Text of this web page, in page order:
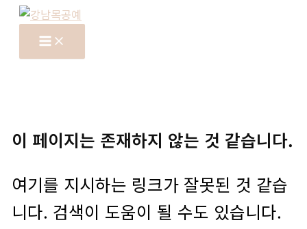
기이 페이지는 존재하지 않는 것 같습니다.
여기를 지시하는 링크가 잘못된 것 같습
니다. 검색이 도움이 될 수도 있습니다.